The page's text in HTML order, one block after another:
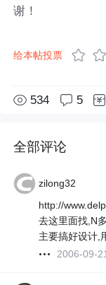
谢！
给本帖投票
534 5
全部评论
zilong32
http://
去这里面找,N
主要搞好设计,
2006-09-